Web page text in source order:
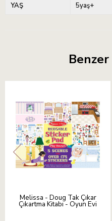
YAŞ 5yaş+
Melissa - Doug Tak Çıkar
Çıkartma Kitabı - Oyun Evi